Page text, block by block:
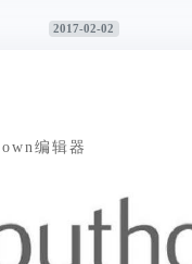
2017-02-02
编辑器